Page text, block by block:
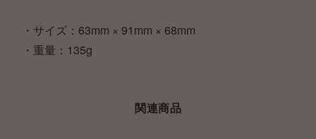
・サイズ：63mm × 91mm × 68mm
・重量：135g
関連商品